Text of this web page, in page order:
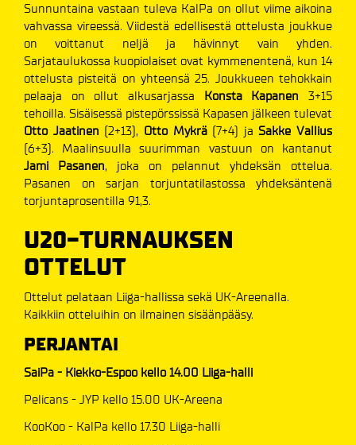
Sunnuntaina vastaan tuleva KalPa on ollut viime aikoina
vahvassa vireessä. Viidestä edellisestä ottelusta joukkue
on voittanut neljä ja hävinnyt vain yhden.
Sarjataulukossa kuopiolaiset ovat kymmenentenä, kun 14
ottelusta pisteitä on yhteensä 25. Joukkueen tehokkain
pelaaja on ollut alkusarjassa Konsta Kapanen 3+15
tehoilla. Sisäisessä pistepörssissä Kapasen jälkeen tulevat
Otto Jaatinen (2+13), Otto Mykrä(7+4) jaSakke Vallius
(6+3). Maalinsuulla suurimman vastuun on kantanut
Jami Pasanen, joka on pelannut yhdeksän ottelua.
Pasanen on sarjan torjuntatilastossa yhdeksäntenä
torjuntaprosentilla 91,3.
U20-TURNAUKSEN
OTTELUT
Ottelut pelataan Liiga-hallissa sekä UK-Areenalla.
Kaikkiin otteluihin on ilmainen sisäänpääsy.
PERJANTAI
SaiPa - Kiekko-Espoo kello 14.00 Liiga-halli
Pelicans - JYP kello 15.00 UK-Areena
KooKoo - KalPa kello 17.30 Liiga-halli